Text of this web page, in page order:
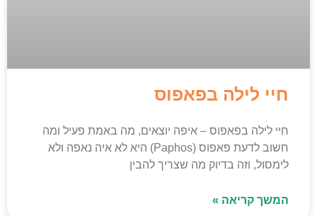
חיי לילה בפאפוס
חיי לילה בפאפוס – איפה יוצאים, מה באמת פעיל ומה
חשוב לדעת פאפוס (Paphos) היא לא איה נאפה ולא
לימסול, וזה בדיוק מה שצריך להבין
המשך קריאה »